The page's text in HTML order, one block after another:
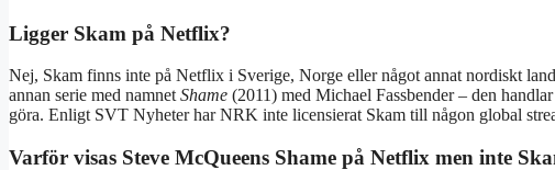
Ligger Skam på Netflix?
Nej, Skam finns inte på Netflix i Sverige, Norge eller något annat nordiskt
annan serie med namnet Shame (2011) med Michael Fassbender – den
göra. Enligt SVT Nyheter har NRK inte licensierat Skam till någon global
Varför visas Steve McQueens Shame på Netflix men inte